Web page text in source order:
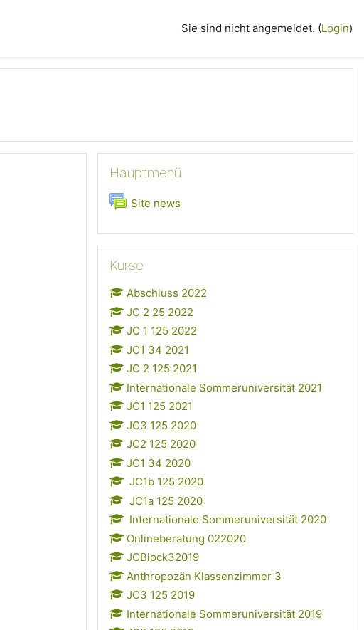
Sie sind nicht angemeldet. (Login)
Hauptmenü
Site news
Kurse
Abschluss 2022
JC 2 25 2022
JC 1 125 2022
JC1 34 2021
JC 2 125 2021
Internationale Sommeruniversität 2021
JC1 125 2021
JC3 125 2020
JC2 125 2020
JC1 34 2020
JC1b 125 2020
JC1a 125 2020
Internationale Sommeruniversität 2020
Onlineberatung 022020
JCBlock32019
Anthropozän Klassenzimmer 3
JC3 125 2019
Internationale Sommeruniversität 2019